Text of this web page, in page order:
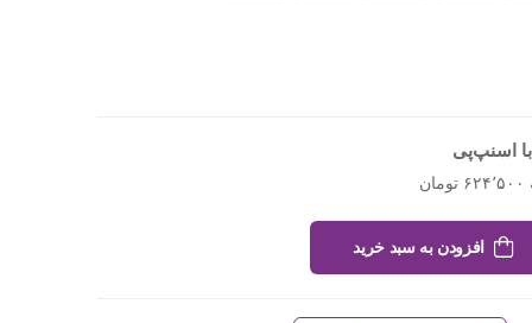
اسنپ‌پی
افزودن به سبد خرید